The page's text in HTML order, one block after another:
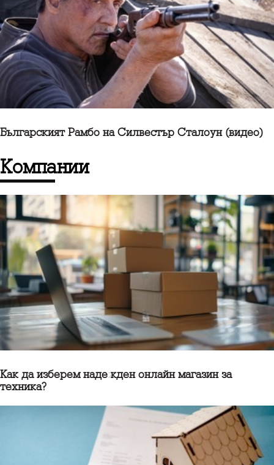
Българският Рамбо на Силвестър Сталоун (видео)
компании
Как да изберем надежден онлайн магазин за
техника?